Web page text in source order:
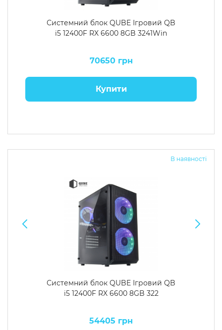
Системний блок QUBE Ігровий QB
i5 12400F RX 6600 8GB 3241Win
70650 грн
Купити
В наявності
Системний блок QUBE Ігровий QB
i5 12400F RX 6600 8GB 322
54405 грн